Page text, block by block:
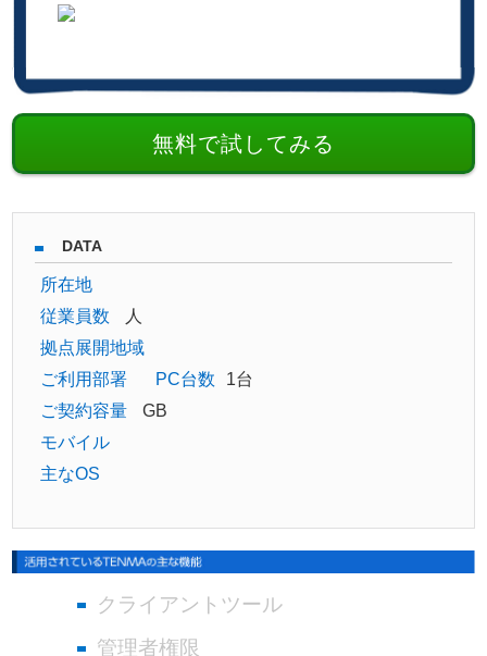
無料で試してみる
DATA
所在地
従業員数
人
拠点展開地域
ご利用部署
PC台数
1台
ご契約容量
GB
モバイル
主なOS
クライアントツール
管理者権限